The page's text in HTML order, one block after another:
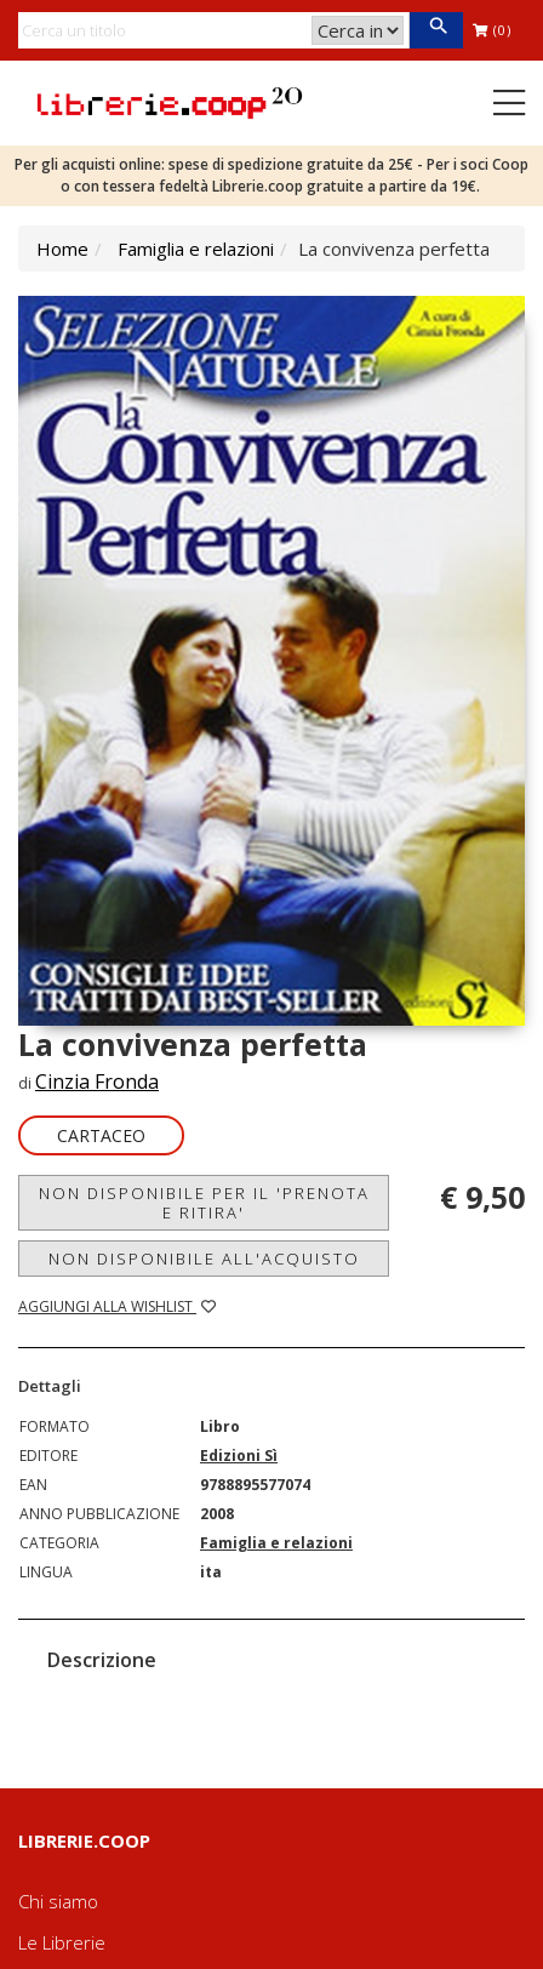
(0)
Per gli acquisti online: spese di spedizione gratuite da 25€ - Per i soci Coop
o con tessera fedeltà Librerie.coop gratuite a partire da 19€.
Home Famiglia e relazioni La convivenza perfetta
La convivenza perfetta
di Cinzia Fronda
CARTACEO
NON DISPONIBILE PER IL 'PRENOTA
E RITIRA'
NON DISPONIBILE ALL'ACQUISTO
AGGIUNGI ALLA WISHLIST
€ 9,50
Dettagli
FORMATO
Libro
EDITORE
Edizioni Sì
EAN
9788895577074
ANNO PUBBLICAZIONE
2008
CATEGORIA
Famiglia e relazioni
LINGUA
ita
Descrizione
LIBRERIE.COOP
Chi siamo
Le Librerie